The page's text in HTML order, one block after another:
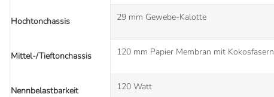
Hochtonchassis 29 mm Gewebe-Kalotte
Mittel-/Tieftonchassis 120 mm Papier Membran mit Kokosfasern
Nennbelastbarkeit 120 Watt